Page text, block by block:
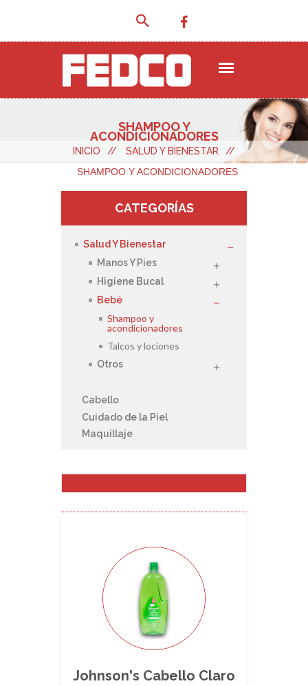
SHAMPOO Y
ACONDICIONADORES
INICIO // SALUD Y BIENESTAR
//
SHAMPOO Y ACONDICIONADORES
CATEGORÍAS
Salud Y Bienestar
Manos Y Pies
Higiene Bucal
Bebé
Shampoo y
acondicionadores
Talcos y lociones
Otros
Cabello
Cuidado de la Piel
Maquillaje
Johnson's Cabello Claro